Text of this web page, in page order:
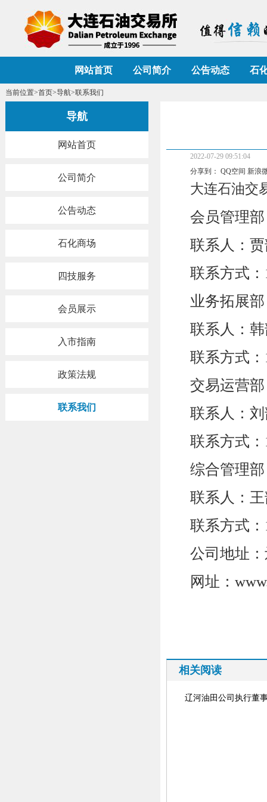
网站首页 公司简介 公告动态 石
当前位置>首页>导航>联系我们
导航
网站首页
公司简介
公告动态
石化商场
四技服务
会员展示
入市指南
政策法规
联系我们
2022-07-29 09:51:04
分享到： QQ空间 新浪
大连石油交
会员管理
联系人：
联系方式
业务拓展部
联系人：
联系方式
交易运营部
联系人：
联系方式
综合管理部
联系人：
联系方式
公司地址
网址：
相关阅读
辽河油田公司执行董